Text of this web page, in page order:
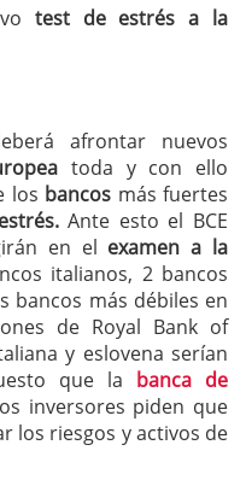
test de estrés a la
afrontar nuevos
toda y con ello
los bancos más fuertes
Ante esto el BCE
en el examen a la
italianos, 2 bancos
bancos más débiles en
de Royal Bank of
y eslovena serían
que la banca de
inversores piden que
los riesgos y activos de